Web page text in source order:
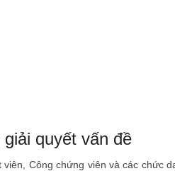
quyết vấn đề
Công chứng viên và các chức